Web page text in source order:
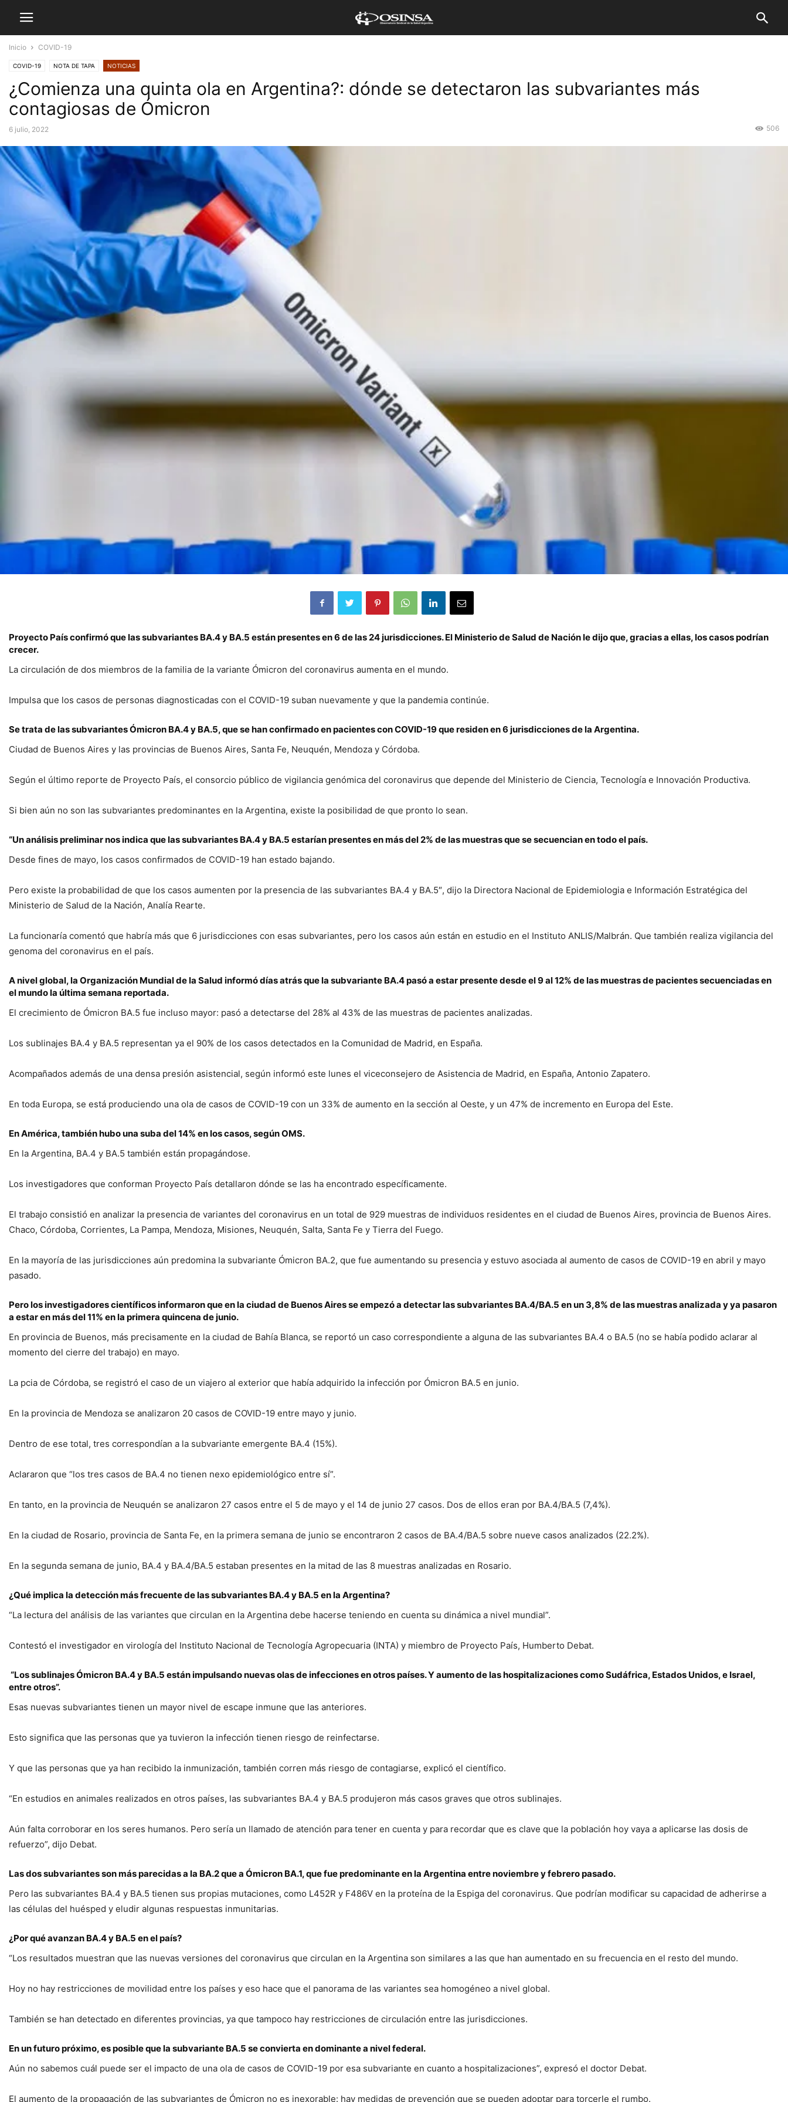
Inicio COVID-19
COVID-19 NOTA DE TAPA NOTICIAS
¿Comienza una quinta ola en Argentina?: dónde se detectaron las subvariantes más
contagiosas de Ómicron
6 julio, 2022 506
Proyecto País confirmó que las subvariantes BA.4 y BA.5 están presentes en 6 de las 24 jurisdicciones. El Ministerio de Salud de Nación le dijo que, gracias a ellas, los casos podrían
crecer.
La circulación de dos miembros de la familia de la variante Ómicron del coronavirus aumenta en el mundo.
Impulsa que los casos de personas diagnosticadas con el COVID-19 suban nuevamente y que la pandemia continúe.
Se trata de las subvariantes Ómicron BA.4 y BA.5, que se han confirmado en pacientes con COVID-19 que residen en 6 jurisdicciones de la Argentina.
Ciudad de Buenos Aires y las provincias de Buenos Aires, Santa Fe, Neuquén, Mendoza y Córdoba.
Según el último reporte de Proyecto País, el consorcio público de vigilancia genómica del coronavirus que depende del Ministerio de Ciencia, Tecnología e Innovación Productiva.
Si bien aún no son las subvariantes predominantes en la Argentina, existe la posibilidad de que pronto lo sean.
“Un análisis preliminar nos indica que las subvariantes BA.4 y BA.5 estarían presentes en más del 2% de las muestras que se secuencian en todo el país.
Desde fines de mayo, los casos confirmados de COVID-19 han estado bajando.
Pero existe la probabilidad de que los casos aumenten por la presencia de las subvariantes BA.4 y BA.5″, dijo la Directora Nacional de Epidemiologia e Información Estratégica del
Ministerio de Salud de la Nación, Analía Rearte.
La funcionaría comentó que habría más que 6 jurisdicciones con esas subvariantes, pero los casos aún están en estudio en el Instituto ANLIS/Malbrán. Que también realiza vigilancia del
genoma del coronavirus en el país.
A nivel global, la Organización Mundial de la Salud informó días atrás que la subvariante BA.4 pasó a estar presente desde el 9 al 12% de las muestras de pacientes secuenciadas en
el mundo la última semana reportada.
El crecimiento de Ómicron BA.5 fue incluso mayor: pasó a detectarse del 28% al 43% de las muestras de pacientes analizadas.
Los sublinajes BA.4 y BA.5 representan ya el 90% de los casos detectados en la Comunidad de Madrid, en España.
Acompañados además de una densa presión asistencial, según informó este lunes el viceconsejero de Asistencia de Madrid, en España, Antonio Zapatero.
En toda Europa, se está produciendo una ola de casos de COVID-19 con un 33% de aumento en la sección al Oeste, y un 47% de incremento en Europa del Este.
En América, también hubo una suba del 14% en los casos, según OMS.
En la Argentina, BA.4 y BA.5 también están propagándose.
Los investigadores que conforman Proyecto País detallaron dónde se las ha encontrado específicamente.
El trabajo consistió en analizar la presencia de variantes del coronavirus en un total de 929 muestras de individuos residentes en el ciudad de Buenos Aires, provincia de Buenos Aires.
Chaco, Córdoba, Corrientes, La Pampa, Mendoza, Misiones, Neuquén, Salta, Santa Fe y Tierra del Fuego.
En la mayoría de las jurisdicciones aún predomina la subvariante Ómicron BA.2, que fue aumentando su presencia y estuvo asociada al aumento de casos de COVID-19 en abril y mayo
pasado.
Pero los investigadores científicos informaron que en la ciudad de Buenos Aires se empezó a detectar las subvariantes BA.4/BA.5 en un 3,8% de las muestras analizada y ya pasaron
a estar en más del 11% en la primera quincena de junio.
En provincia de Buenos, más precisamente en la ciudad de Bahía Blanca, se reportó un caso correspondiente a alguna de las subvariantes BA.4 o BA.5 (no se había podido aclarar al
momento del cierre del trabajo) en mayo.
La pcia de Córdoba, se registró el caso de un viajero al exterior que había adquirido la infección por Ómicron BA.5 en junio.
En la provincia de Mendoza se analizaron 20 casos de COVID-19 entre mayo y junio.
Dentro de ese total, tres correspondían a la subvariante emergente BA.4 (15%).
Aclararon que “los tres casos de BA.4 no tienen nexo epidemiológico entre sí”.
En tanto, en la provincia de Neuquén se analizaron 27 casos entre el 5 de mayo y el 14 de junio 27 casos. Dos de ellos eran por BA.4/BA.5 (7,4%).
En la ciudad de Rosario, provincia de Santa Fe, en la primera semana de junio se encontraron 2 casos de BA.4/BA.5 sobre nueve casos analizados (22.2%).
En la segunda semana de junio, BA.4 y BA.4/BA.5 estaban presentes en la mitad de las 8 muestras analizadas en Rosario.
¿Qué implica la detección más frecuente de las subvariantes BA.4 y BA.5 en la Argentina?
“La lectura del análisis de las variantes que circulan en la Argentina debe hacerse teniendo en cuenta su dinámica a nivel mundial”.
Contestó el investigador en virología del Instituto Nacional de Tecnología Agropecuaria (INTA) y miembro de Proyecto País, Humberto Debat.
“Los sublinajes Ómicron BA.4 y BA.5 están impulsando nuevas olas de infecciones en otros países. Y aumento de las hospitalizaciones como Sudáfrica, Estados Unidos, e Israel,
entre otros”.
Esas nuevas subvariantes tienen un mayor nivel de escape inmune que las anteriores.
Esto significa que las personas que ya tuvieron la infección tienen riesgo de reinfectarse.
Y que las personas que ya han recibido la inmunización, también corren más riesgo de contagiarse, explicó el científico.
“En estudios en animales realizados en otros países, las subvariantes BA.4 y BA.5 produjeron más casos graves que otros sublinajes.
Aún falta corroborar en los seres humanos. Pero sería un llamado de atención para tener en cuenta y para recordar que es clave que la población hoy vaya a aplicarse las dosis de
refuerzo”, dijo Debat.
Las dos subvariantes son más parecidas a la BA.2 que a Ómicron BA.1, que fue predominante en la Argentina entre noviembre y febrero pasado.
Pero las subvariantes BA.4 y BA.5 tienen sus propias mutaciones, como L452R y F486V en la proteína de la Espiga del coronavirus. Que podrían modificar su capacidad de adherirse a
las células del huésped y eludir algunas respuestas inmunitarias.
¿Por qué avanzan BA.4 y BA.5 en el país?
“Los resultados muestran que las nuevas versiones del coronavirus que circulan en la Argentina son similares a las que han aumentado en su frecuencia en el resto del mundo.
Hoy no hay restricciones de movilidad entre los países y eso hace que el panorama de las variantes sea homogéneo a nivel global.
También se han detectado en diferentes provincias, ya que tampoco hay restricciones de circulación entre las jurisdicciones.
En un futuro próximo, es posible que la subvariante BA.5 se convierta en dominante a nivel federal.
Aún no sabemos cuál puede ser el impacto de una ola de casos de COVID-19 por esa subvariante en cuanto a hospitalizaciones”, expresó el doctor Debat.
El aumento de la propagación de las subvariantes de Ómicron no es inexorable: hay medidas de prevención que se pueden adoptar para torcerle el rumbo.